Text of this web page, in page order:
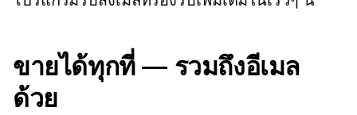
ขายได้ทุกที่ — รวมถึงอีเมล
ด้วย